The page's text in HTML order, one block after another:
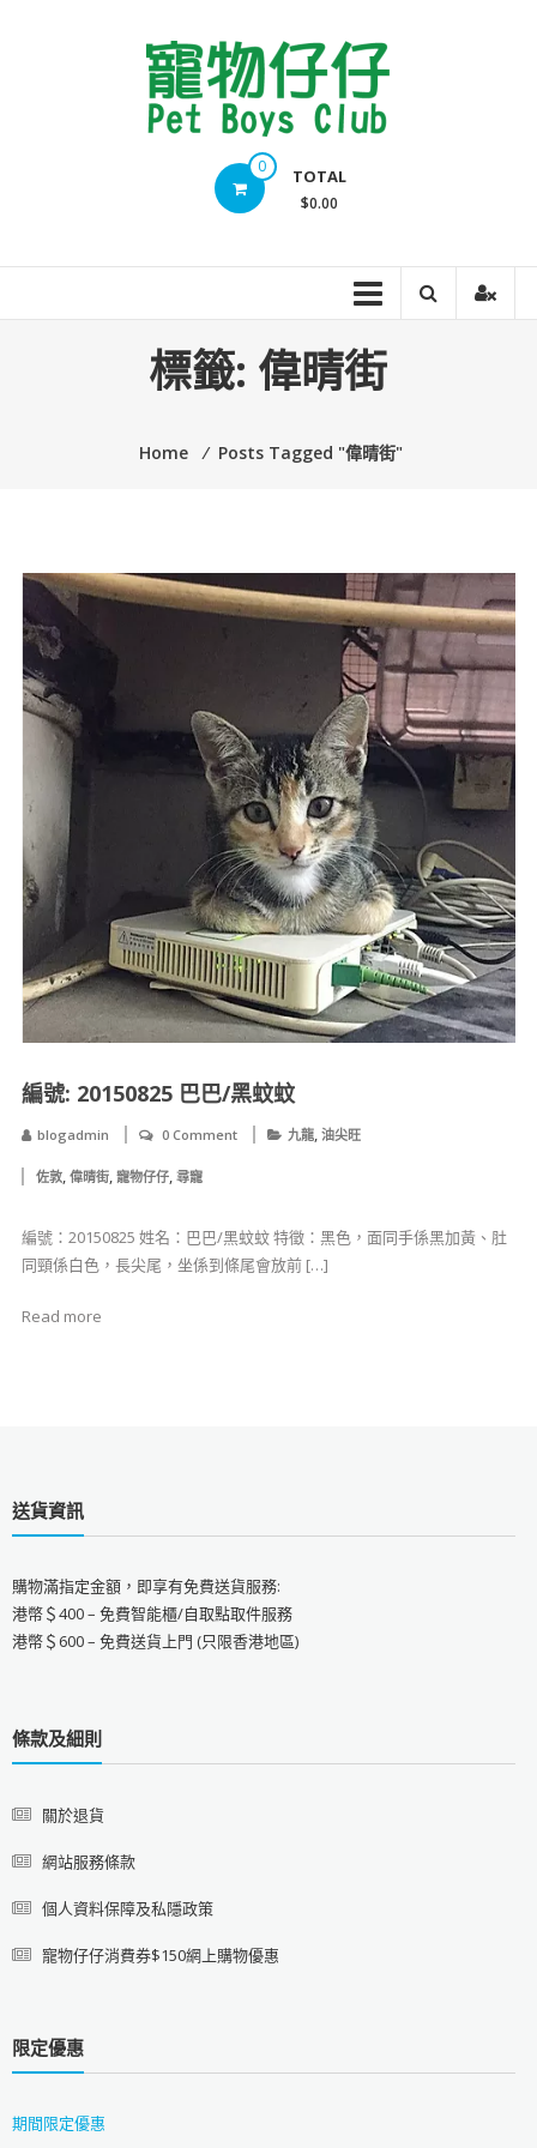
0 TOTAL
$0.00
標籤: 偉晴街
Home ⁄ Posts Tagged "偉晴街"
編號: 20150825 巴巴/黑蚊蚊
blogadmin 0 Comment 九龍, 油尖旺
佐敦, 偉晴街, 寵物仔仔, 尋寵
編號：20150825 姓名：巴巴/黑蚊蚊 特徵：黑色，面同手係黑加黃、肚
同頸係白色，長尖尾，坐係到條尾會放前 […]
Read more
送貨資訊
購物滿指定金額，即享有免費送貨服務:
港幣＄400 – 免費智能櫃/自取點取件服務
港幣＄600 – 免費送貨上門 (只限香港地區)
條款及細則
關於退貨
網站服務條款
個人資料保障及私隱政策
寵物仔仔消費券$150網上購物優惠
限定優惠
期間限定優惠